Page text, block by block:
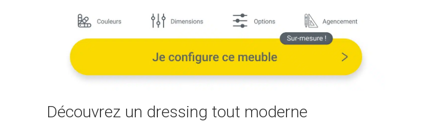
initial
était :
374,56€.
actuel
est :
2
410,79€.
Découvrez un dressing tout moderne